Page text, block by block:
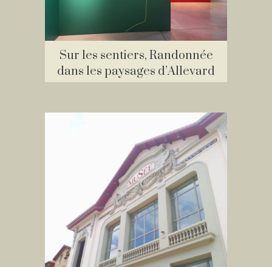
Sur les sentiers, Randonnée
dans les paysages d’Allevard